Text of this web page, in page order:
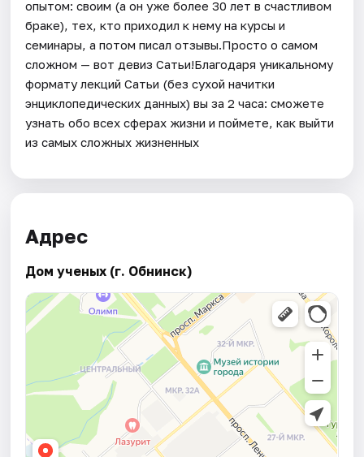
опытом: своим (а он уже более 30 лет в счастливом
браке), тех, кто приходил к нему на курсы и
семинары, а потом писал отзывы.Просто о самом
сложном — вот девиз Сатьи!Благодаря уникальному
формату лекций Сатьи (без сухой начитки
энциклопедических данных) вы за 2 часа: сможете
узнать обо всех сферах жизни и поймете, как выйти
из самых сложных жизненных
Адрес
Дом ученых (г. Обнинск)